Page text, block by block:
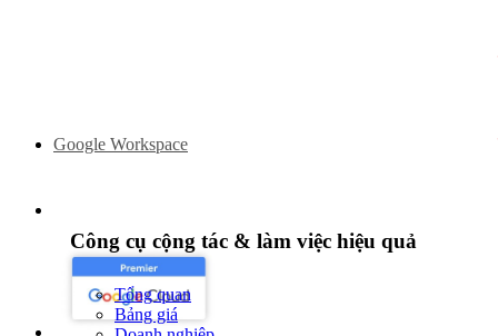
Google Workspace
Công cụ cộng tác & làm việc hiệu quả
Tổng quan
Bảng giá